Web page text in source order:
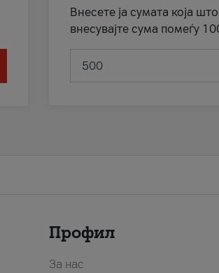
Внесете ја сумата која
внесувајте сума помеѓу
Профил
За нас